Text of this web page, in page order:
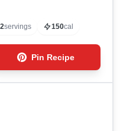
Leckerei einfach
servings 150cal
Pin Recipe